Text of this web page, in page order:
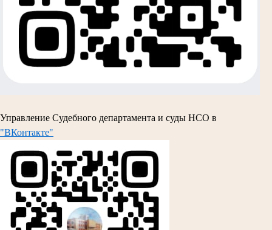
Управление Судебного департамента и суды НСО в
"ВКонтакте"